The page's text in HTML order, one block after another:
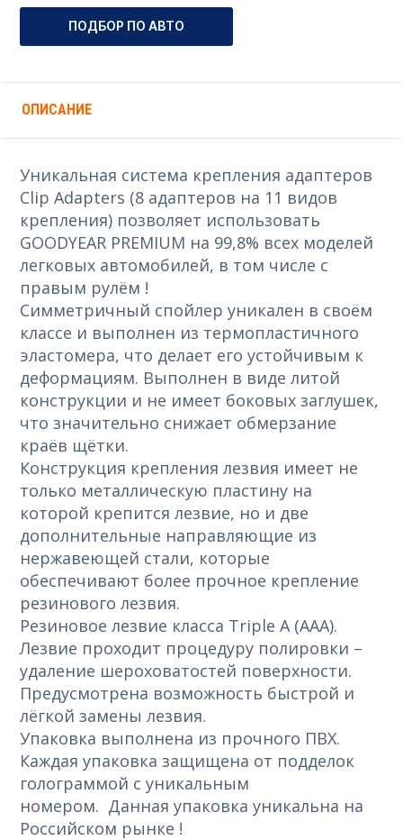
ПОДБОР ПО АВТО
ОПИСАНИЕ
Уникальная система крепления адаптеров
Clip Adapters (8 адаптеров на 11 видов
крепления) позволяет использовать
GOODYEAR PREMIUM на 99,8% всех моделей
легковых автомобилей, в том числе с
правым рулём !
Симметричный спойлер уникален в своём
классе и выполнен из термопластичного
эластомера, что делает его устойчивым к
деформациям. Выполнен в виде литой
конструкции и не имеет боковых заглушек,
что значительно снижает обмерзание
краёв щётки.
Конструкция крепления лезвия имеет не
только металлическую пластину на
которой крепится лезвие, но и две
дополнительные направляющие из
нержавеющей стали, которые
обеспечивают более прочное крепление
резинового лезвия.
Резиновое лезвие класса Triple A (ААА).
Лезвие проходит процедуру полировки –
удаление шероховатостей поверхности.
Предусмотрена возможность быстрой и
лёгкой замены лезвия.
Упаковка выполнена из прочного ПВХ.
Каждая упаковка защищена от подделок
голограммой с уникальным
номером. Данная упаковка уникальна на
Российском рынке !